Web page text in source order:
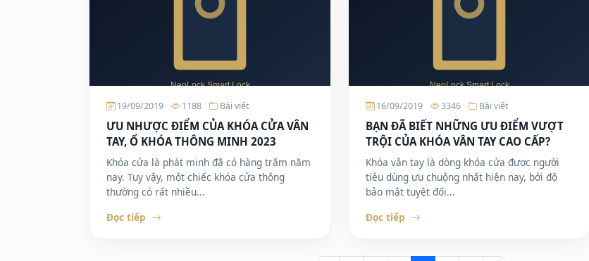
19/09/2019 1188 Bài viết
ƯU NHƯỢC ĐIỂM CỦA KHÓA CỬA VÂN
TAY, Ổ KHÓA THÔNG MINH 2023
Khóa cửa là phát minh đã có hàng trăm năm
nay. Tuy vậy, một chiếc khóa cửa thông
thường có rất nhiều...
Đọc tiếp
16/09/2019 3346 Bài viết
BẠN ĐÃ BIẾT NHỮNG ƯU ĐIỂM VƯỢT
TRỘI CỦA KHÓA VÂN TAY CAO CẤP?
Khóa vân tay là dòng khóa cửa được người
tiêu dùng ưu chuộng nhất hiện nay, bởi độ
bảo mật tuyệt đối...
Đọc tiếp